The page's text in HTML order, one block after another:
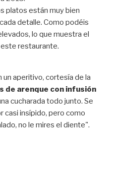
platos están muy bien
detalle. Como podéis
lo que muestra el
restaurante.
aperitivo, cortesía de la
de arenque con infusión
cucharada todo junto. Se
casi insípido, pero como
no le mires el diente".